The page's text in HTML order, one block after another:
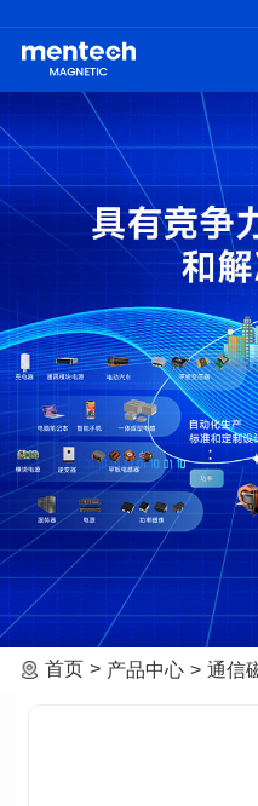
首页 产品中心 通信